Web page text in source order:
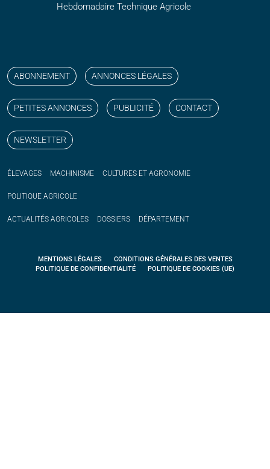
Hebdomadaire Technique Agricole
ABONNEMENT ANNONCES LÉGALES
PETITES ANNONCES PUBLICITÉ CONTACT
NEWSLETTER
ÉLEVAGES MACHINISME CULTURES ET AGRONOMIE
POLITIQUE AGRICOLE
ACTUALITÉS AGRICOLES DOSSIERS DÉPARTEMENT
MENTIONS LÉGALES
CONDITIONS GÉNÉRALES DES VENTES
POLITIQUE DE CONFIDENTIALITÉ
POLITIQUE DE COOKIES (UE)